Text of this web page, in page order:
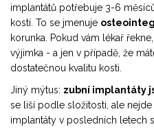
implantátů potřebuje 3-6
kostí. To se jmenuje
korunka. Pokud vám lékař
výjimka - a jen v případě, že
dostatečnou kvalitu kosti.
Jiný mýtus: zubní implantáty
se liší podle složitosti, ale
implantáty v posledních letech